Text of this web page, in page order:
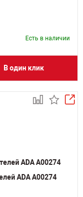
Есть в наличии
В один клик
ADA А00274